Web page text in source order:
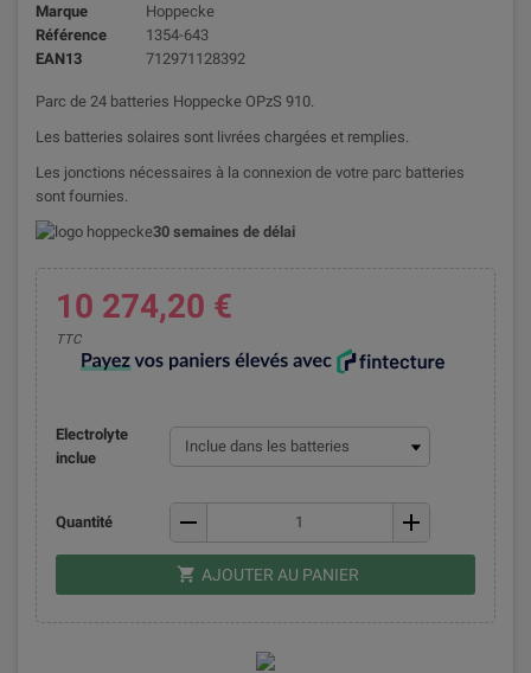
Marque
Hoppecke
Référence
1354-643
EAN13
712971128392
Parc de 24 batteries Hoppecke OPzS 910.
Les batteries solaires sont livrées chargées et remplies.
Les jonctions nécessaires à la connexion de votre parc batteries
sont fournies.
30 semaines de délai
10 274,20 €
TTC
Electrolyte
inclue
Quantité remove add
shopping_cart AJOUTER AU PANIER